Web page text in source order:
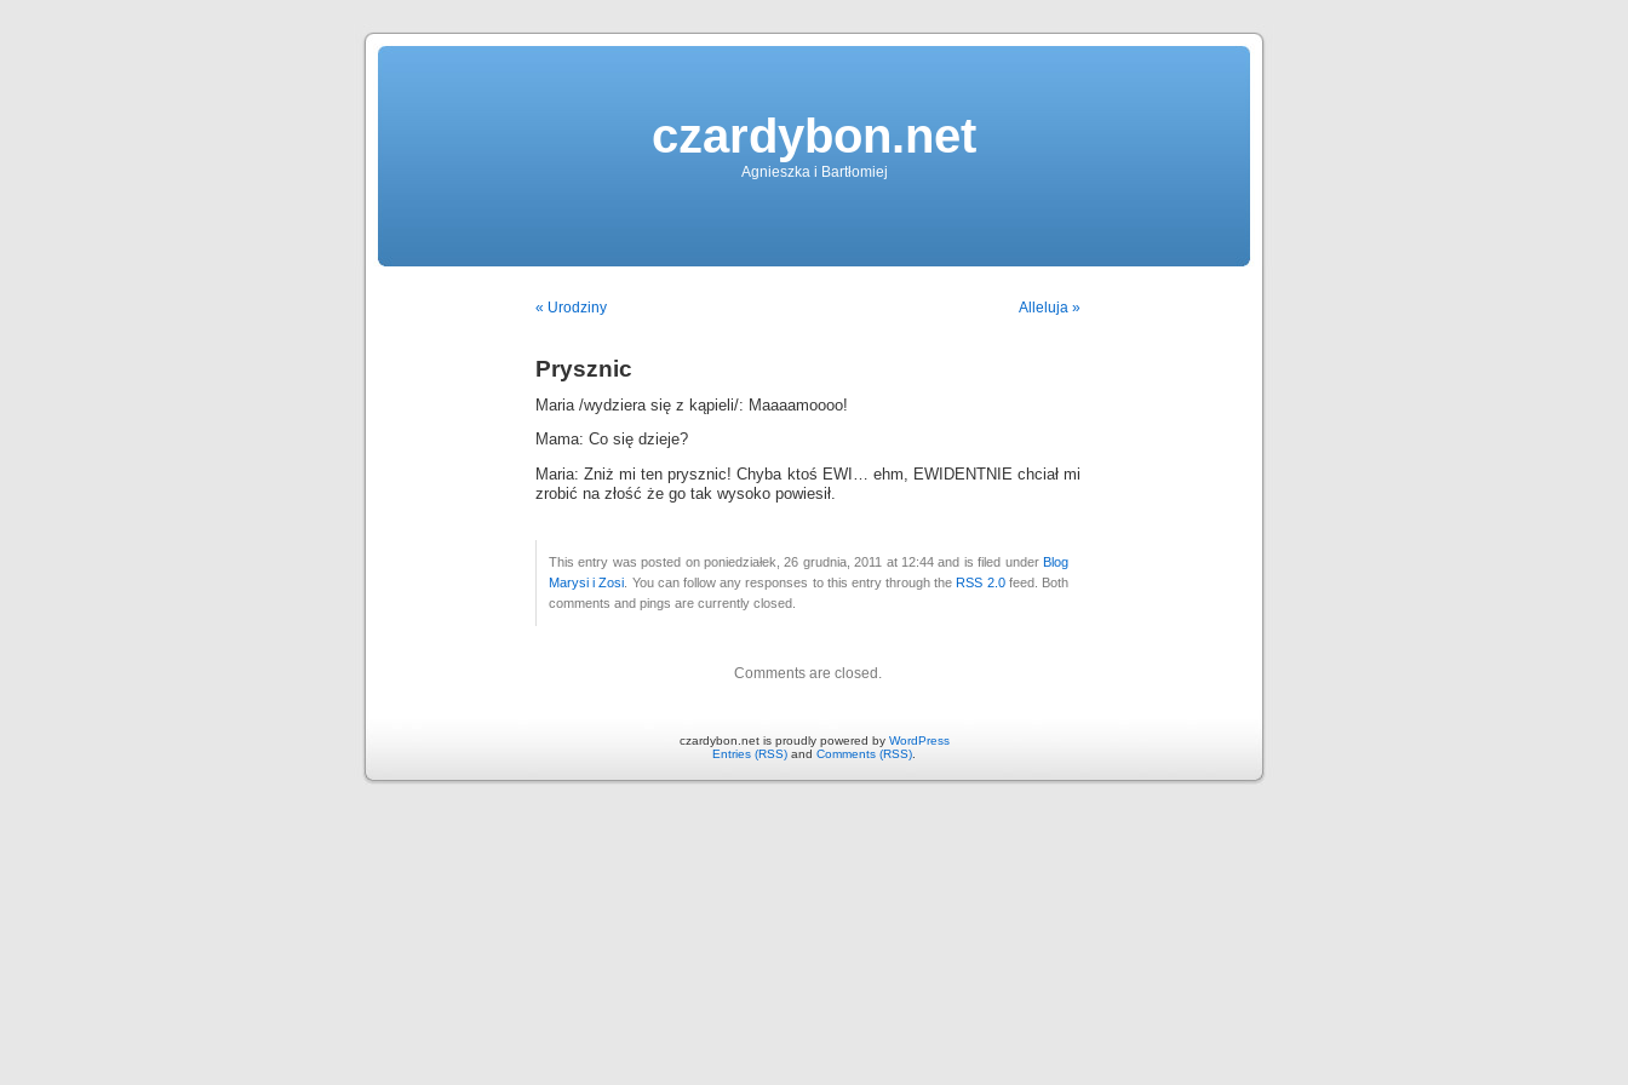
czardybon.net
Agnieszka i Bartłomiej
« Urodziny Alleluja »
Prysznic
Maria /wydziera się z kąpieli/: Maaaamoooo!
Mama: Co się dzieje?
Maria: Zniż mi ten prysznic! Chyba ktoś EWI… ehm, EWIDENTNIE chciał mi
zrobić na złość że go tak wysoko powiesił.
This entry was posted on poniedziałek, 26 grudnia, 2011 at 12:44 and is filed under Blog
Marysi i Zosi . You can follow any responses to this entry through theRSS 2.0feed. Both
comments and pings are currently closed.
Comments are closed.
czardybon.net is proudly powered by WordPress
Entries (RSS) and Comments (RSS)